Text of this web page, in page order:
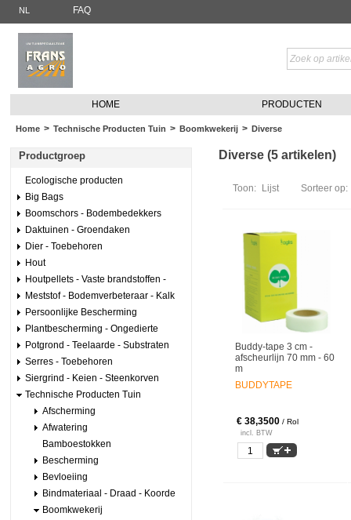
NL FAQ
HOME PRODUCTEN
Home > Technische Producten Tuin > Boomkwekerij > Diverse
Productgroep
Ecologische producten
Big Bags
Boomschors - Bodembedekkers
Daktuinen - Groendaken
Dier - Toebehoren
Hout
Houtpellets - Vaste brandstoffen -
Meststof - Bodemverbeteraar - Kalk
Persoonlijke Bescherming
Plantbescherming - Ongedierte
Potgrond - Teelaarde - Substraten
Serres - Toebehoren
Siergrind - Keien - Steenkorven
Technische Producten Tuin
Afscherming
Afwatering
Bamboestokken
Bescherming
Bevloeiing
Bindmateriaal - Draad - Koorde
Boomkwekerij
Diverse (5 artikelen)
Toon: Lijst Sorteer op:
Buddy-tape 3 cm -
afscheurlijn 70 mm - 60
m
BUDDYTAPE
€ 38,3500 / Rol
incl. BTW